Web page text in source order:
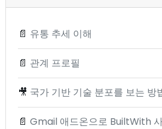
📄 유통 추세 이해
📄 관계 프로필
🎥 국가 기반 기술 분포를 보는 방
📄 Gmail 애드온으로 BuiltWith